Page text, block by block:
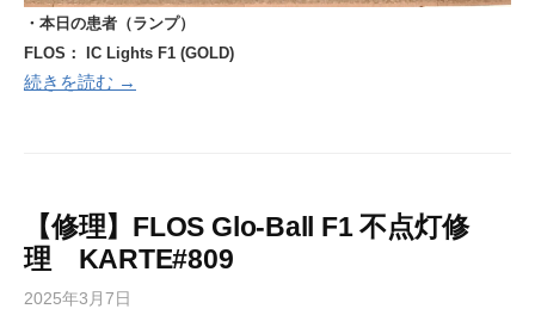
・本日の患者（ランプ）
FLOS： IC Lights F1 (GOLD)
続きを読む →
【修理】FLOS Glo-Ball F1 不点灯修
理 KARTE#809
2025年3月7日